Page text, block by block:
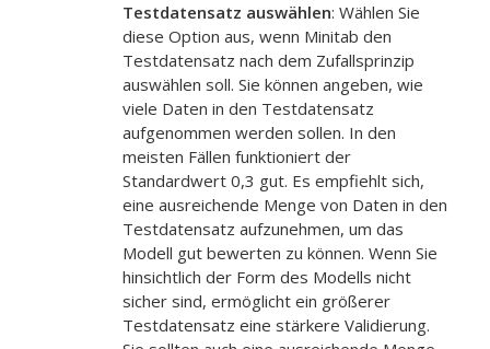
Testdatensatz auswählen: Wählen Sie
diese Option aus, wenn Minitab den
Testdatensatz nach dem Zufallsprinzip
auswählen soll. Sie können angeben, wie
viele Daten in den Testdatensatz
aufgenommen werden sollen. In den
meisten Fällen funktioniert der
Standardwert 0,3 gut. Es empfiehlt sich,
eine ausreichende Menge von Daten in den
Testdatensatz aufzunehmen, um das
Modell gut bewerten zu können. Wenn Sie
hinsichtlich der Form des Modells nicht
sicher sind, ermöglicht ein größerer
Testdatensatz eine stärkere Validierung.